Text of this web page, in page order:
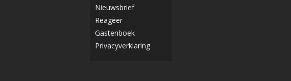
Nieuwsbrief
Reageer
Gastenboek
Privacyverklaring